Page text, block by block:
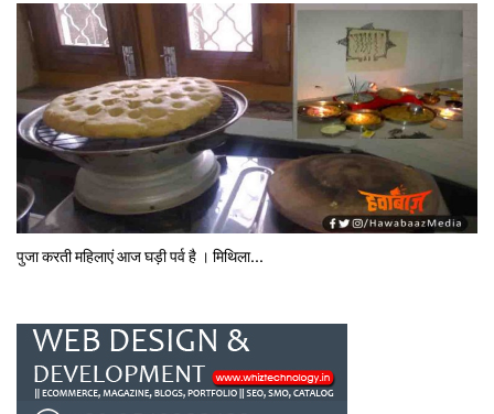
पुजा करती महिलाएं आज घड़ी पर्व है । मिथि‍ला...